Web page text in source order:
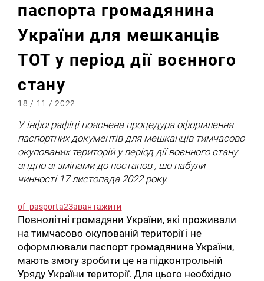
паспорта громадянина
України для мешканців
ТОТ у період дії воєнного
стану
18 / 11 / 2022
У інфографіці пояснена процедура оформлення
паспортних документів для мешканців тимчасово
окупованих територій у період дії воєнного стану
згідно зі змінами до постанов , шо набули
чинності 17 листопада 2022 року.
of_pasporta2Завантажити
Повнолітні громадяни України, які проживали
на тимчасово окупованій території і не
оформлювали паспорт громадянина України,
мають змогу зробити це на підконтрольній
Уряду України території. Для цього необхідно